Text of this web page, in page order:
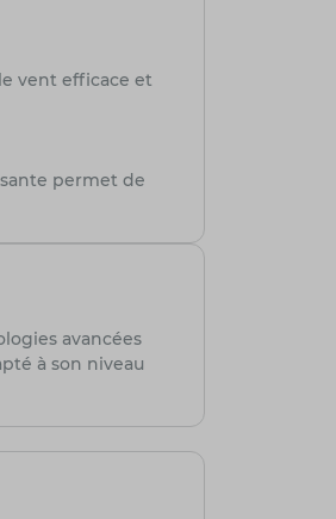
vent efficace et
permet de
avancées
à son niveau